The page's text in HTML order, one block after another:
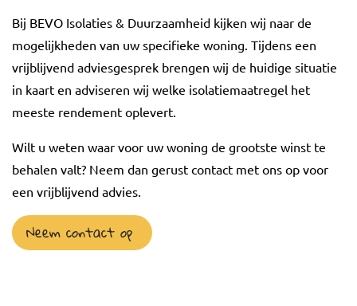
Bij BEVO Isolaties & Duurzaamheid kijken wij naar de
mogelijkheden van uw specifieke woning. Tijdens een
vrijblijvend adviesgesprek brengen wij de huidige situatie
in kaart en adviseren wij welke isolatiemaatregel het
meeste rendement oplevert.
Wilt u weten waar voor uw woning de grootste winst te
behalen valt? Neem dan gerust contact met ons op voor
een vrijblijvend advies.
Neem contact op